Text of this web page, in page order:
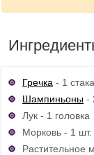
Гречка - 1
Шампиньоны -
Лук - 1 головка
Морковь - 1 шт.
Растительное